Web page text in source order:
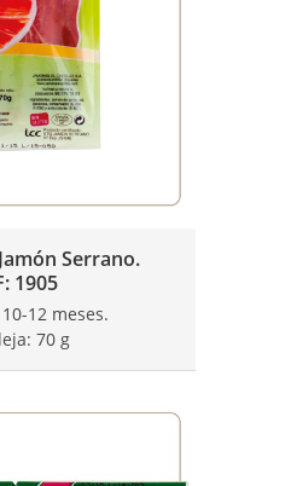
Serrano.
1905
12 meses.
70 g